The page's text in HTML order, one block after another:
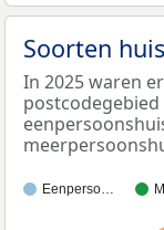
Soorten
In 2025 waren
postcodegebied
Eenperso…